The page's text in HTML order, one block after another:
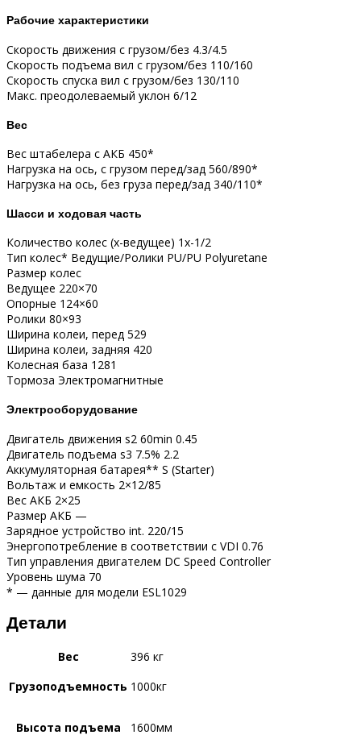
Рабочие характеристики
Скорость движения с грузом/без 4.3/4.5
Скорость подъема вил с грузом/без 110/160
Скорость спуска вил с грузом/без 130/110
Макс. преодолеваемый уклон 6/12
Вес
Вес штабелера с АКБ 450*
Нагрузка на ось, с грузом перед/зад 560/890*
Нагрузка на ось, без груза перед/зад 340/110*
Шасси и ходовая часть
Количество колес (x-ведущее) 1х-1/2
Тип колес* Ведущие/Ролики PU/PU Polyuretane
Размер колес
Ведущее 220×70
Опорные 124×60
Ролики 80×93
Ширина колеи, перед 529
Ширина колеи, задняя 420
Колесная база 1281
Тормоза Электромагнитные
Электрооборудование
Двигатель движения s2 60min 0.45
Двигатель подъема s3 7.5% 2.2
Аккумуляторная батарея** S (Starter)
Вольтаж и емкость 2×12/85
Вес АКБ 2×25
Размер АКБ —
Зарядное устройство int. 220/15
Энергопотребление в соответствии с VDI 0.76
Тип управления двигателем DC Speed Controller
Уровень шума 70
* — данные для модели ESL1029
Детали
Вес
396 кг
Грузоподъемность 1000кг
Высота подъема 1600мм